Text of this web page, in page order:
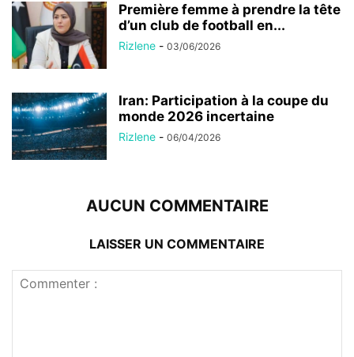
Première femme à prendre la tête
d’un club de football en...
Rizlene - 03/06/2026
Iran: Participation à la coupe du
monde 2026 incertaine
Rizlene - 06/04/2026
AUCUN COMMENTAIRE
LAISSER UN COMMENTAIRE